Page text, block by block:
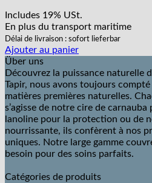
Includes 19% USt.
En plus du transport maritime
Délai de livraison : sofort lieferbar
Ajouter au panier
Über uns
Découvrez la puissance naturelle
Tapir, nous avons toujours
matières premières naturelles.
s’agisse de notre cire de carnauba
lanoline pour la protection ou de
nourrissante, ils confèrent à nos
uniques. Notre large gamme
besoin pour des soins parfaits.
Catégories de produits